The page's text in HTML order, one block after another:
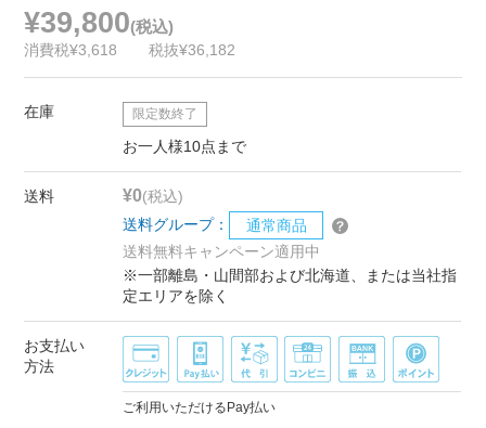
¥39,800(税込)
消費税¥3,618 税抜¥36,182
在庫 限定数終了
お一人様10点まで
送料 ¥0(税込)
送料グループ：
通常商品
送料無料キャンペーン適用中
※一部離島・山間部および北海道、または当社指
定エリアを除く
お支払い
方法
ご利用いただけるPay払い